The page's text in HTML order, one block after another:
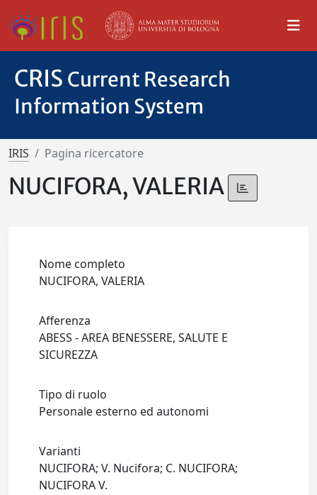
CRIS Current Research
Information System
IRIS Pagina ricercatore
NUCIFORA, VALERIA
Nome completo
NUCIFORA, VALERIA
Afferenza
ABESS - AREA BENESSERE, SALUTE E
SICUREZZA
Tipo di ruolo
Personale esterno ed autonomi
Varianti
NUCIFORA; V. Nucifora; C. NUCIFORA;
NUCIFORA V.